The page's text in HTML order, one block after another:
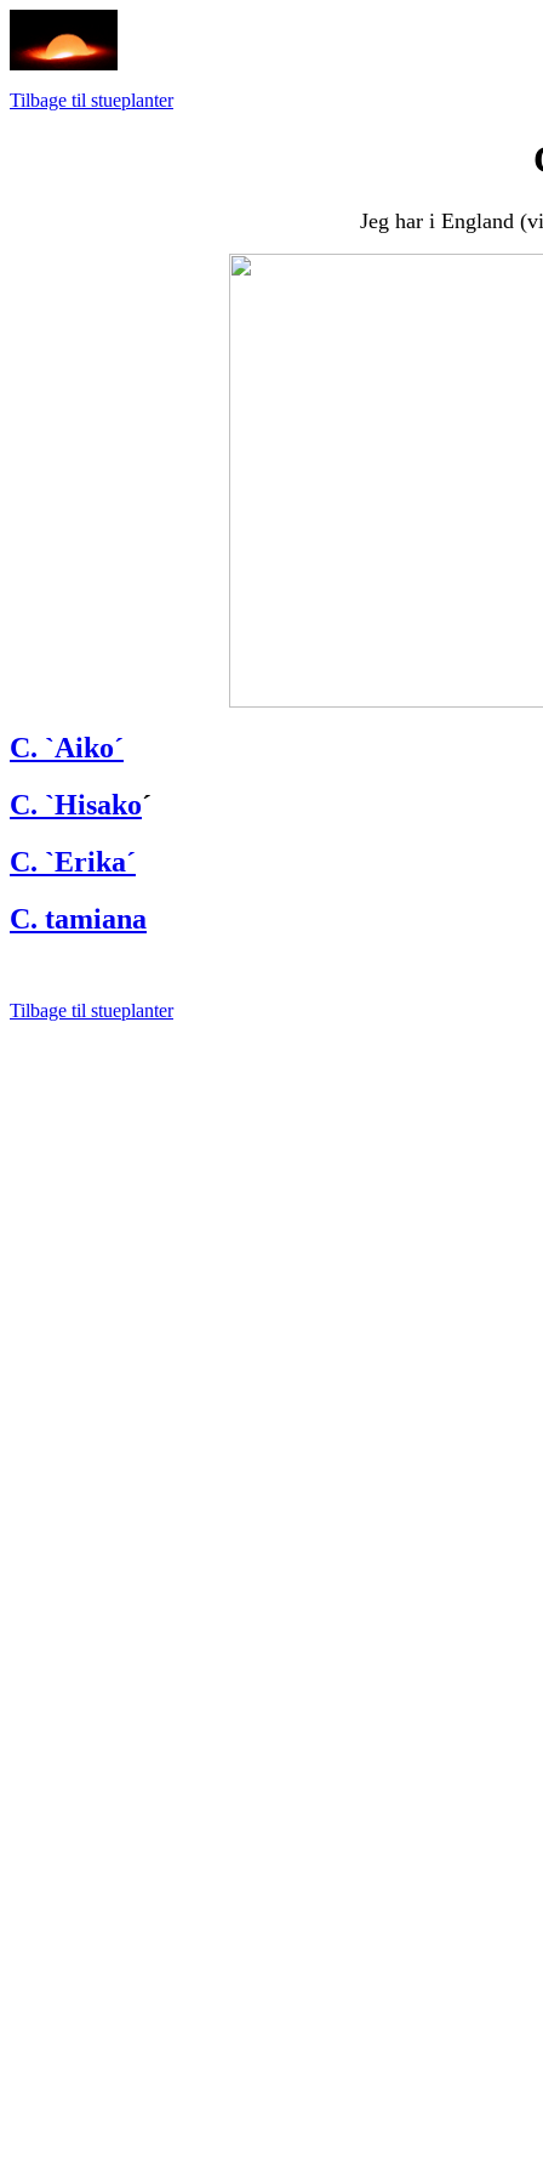
Tilbage til stueplanter
Jeg har i England
C. `Aiko´
C. `Hisako´
C. `Erika´
C. tamiana
Tilbage til stueplanter